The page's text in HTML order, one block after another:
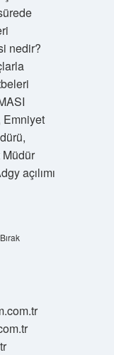
nedir?
Emniyet
açılımı